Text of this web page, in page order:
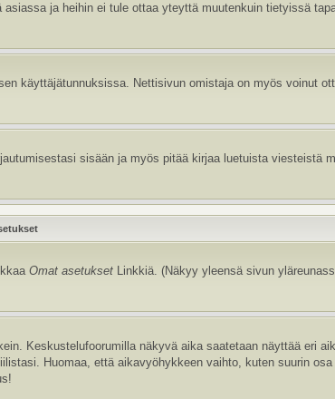
ja heihin ei tule ottaa yteyttä muutenkuin tietyissä
käyttäjätunnuksissa. Nettisivun omistaja on myös voinut
sisään ja myös pitää kirjaa luetuista viesteistä
Omat asetukset Linkkiä. (Näkyy yleensä sivun
Keskustelufoorumilla näkyvä aika saatetaan näyttää eri
Huomaa, että aikavyöhykkeen vaihto, kuten suurin